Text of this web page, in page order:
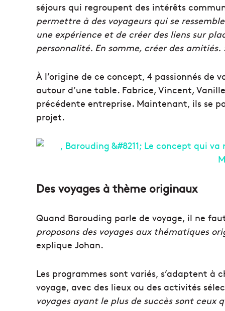
séjours qui regroupent des intérêts
permettre à des voyageurs qui se
une expérience et de créer des liens sur
personnalité. En somme, créer des amitiés.
À l’origine de ce concept, 4 passionnés de
autour d’une table. Fabrice, Vincent,
précédente entreprise. Maintenant, ils se
projet.
Des voyages à thème originaux
Quand Barouding parle de voyage, il ne
proposons des voyages aux thématiques
explique Johan.
Les programmes sont variés, s’adaptent
voyage, avec des lieux ou des activités
voyages ayant le plus de succès sont